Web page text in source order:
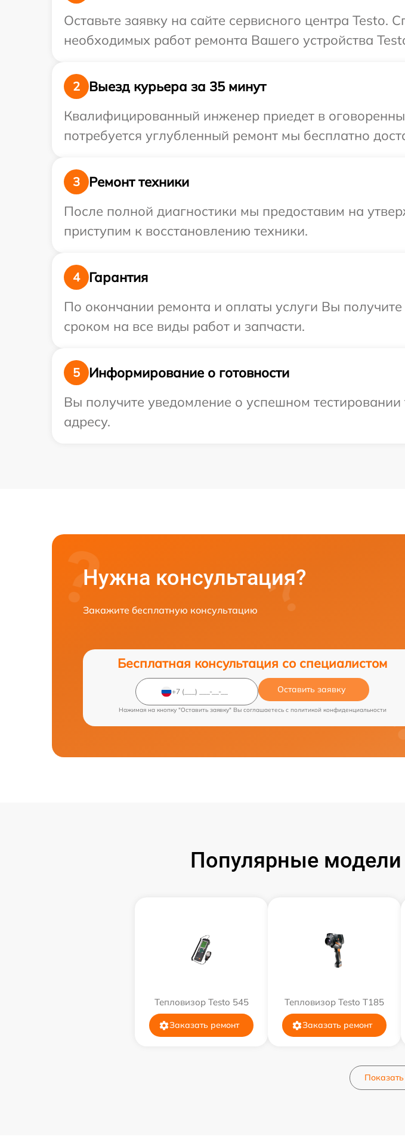
Оставьте заявку на сайте сервисного центра Testo.
необходимых работ ремонта Вашего устройства
2
Выезд курьера за 35 минут
Квалифицированный инженер приедет в
потребуется углубленный ремонт мы бесплатно
3
Ремонт техники
После полной диагностики мы предоставим на
приступим к восстановлению техники.
4
Гарантия
По окончании ремонта и оплаты услуги Вы
сроком на все виды работ и запчасти.
5
Информирование о готовности
Вы получите уведомление о успешном
адресу.
Нужна консультация?
Закажите бесплатную консультацию
Бесплатная консультация со специалистом
Оставить заявку
Нажимая на кнопку "Оставить заявку" Вы соглашаетесь c политикой конфиденциальности
Популярные модели
Тепловизор Testo 545
Заказать ремонт
Тепловизор Testo T185
Заказать ремонт